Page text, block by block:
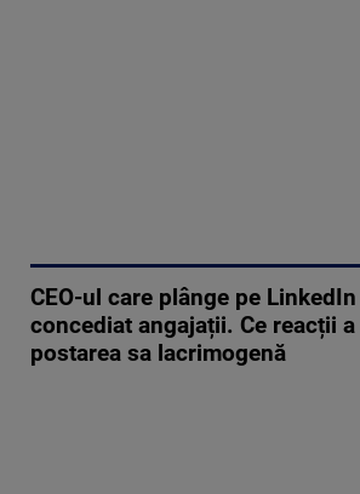
CEO-ul care plânge pe
concediat angajații. Ce reacții
postarea sa lacrimogenă